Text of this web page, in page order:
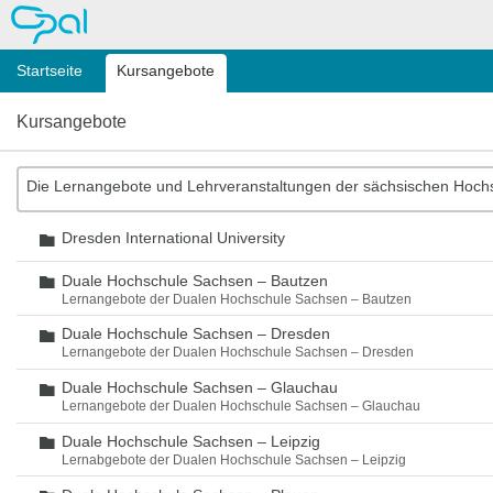
OPAL
Startseite Kursangebote
Kursangebote
Die Lernangebote und Lehrveranstaltungen der sächsischen
Ordner
Dresden International University
Ordner
Duale Hochschule Sachsen – Bautzen
Lernangebote der Dualen Hochschule Sachsen – Bautzen
Ordner
Duale Hochschule Sachsen – Dresden
Lernangebote der Dualen Hochschule Sachsen – Dresden
Ordner
Duale Hochschule Sachsen – Glauchau
Lernangebote der Dualen Hochschule Sachsen – Glauchau
Ordner
Duale Hochschule Sachsen – Leipzig
Lernabgebote der Dualen Hochschule Sachsen – Leipzig